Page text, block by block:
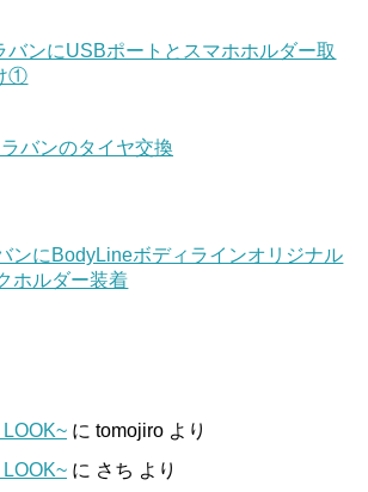
バンにUSBポートとスマホホルダー取
①
バンのタイヤ交換
ンにBodyLineボディラインオリジナル
ホルダー装着
に tomojiro より
に さち より